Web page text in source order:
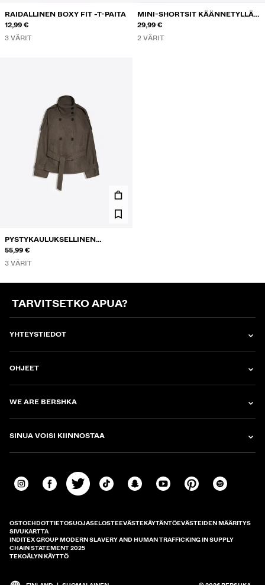
RAIDALLINEN BOXY FIT -T-PAITA
12,99 €
3 VÄRIT
MINI-SHORTSIT KÄÄNNETYLLÄ
VYÖTÄRÖLLÄ
29,99 €
2 VÄRIT
PYSTYKAULUKSELLINEN
TRENSSITAKKI
55,99 €
3 VÄRIT
TARVITSETKO APUA?
YHTEYSTIEDOT
OHJEET
WE ARE BERSHKA
SINUA VOISI KIINNOSTAA
OSTOEHDOTTIETOSUOJASELOSTEEVÄSTEKÄYTÄNTÖEVÄSTEIDEN MÄÄRITYS
SIVUKARTTA
INDITEX GROUP MODERN SLAVERY AND HUMAN TRAFFICKING IN SUPPLY
CHAIN STATEMENT 2025
TEKOÄLYN KÄYTTÖ